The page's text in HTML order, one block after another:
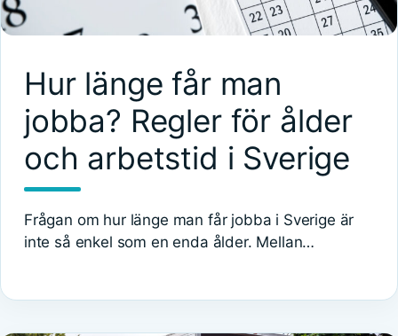
Hur länge får man
jobba? Regler för ålder
och arbetstid i Sverige
Frågan om hur länge man får jobba i Sverige är
inte så enkel som en enda ålder. Mellan…